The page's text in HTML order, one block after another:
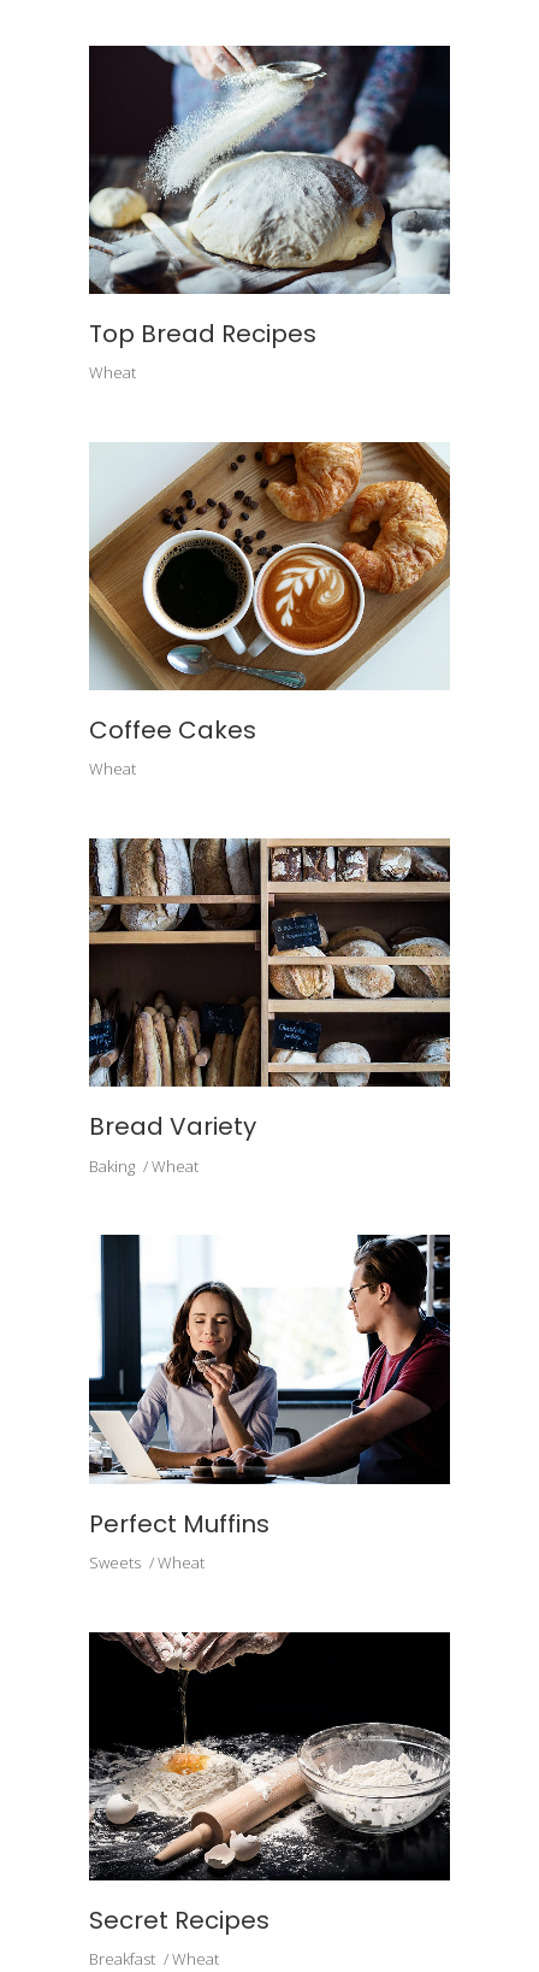
Top Bread Recipes
Wheat
Coffee Cakes
Wheat
Bread Variety
Baking Wheat
Perfect Muffins
Sweets Wheat
Secret Recipes
Breakfast Wheat